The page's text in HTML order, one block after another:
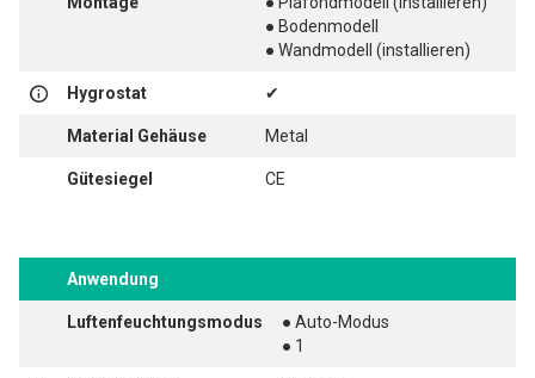
● Bodenmodell
● Wandmodell (installieren)
Hygrostat ✔
Material Gehäuse Metal
Gütesiegel CE
Anwendung
Luftenfeuchtungsmodus
● Auto-Modus
● 1